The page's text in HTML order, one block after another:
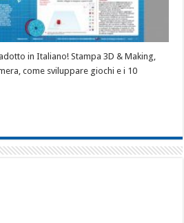
in Italiano! Stampa 3D & Making,
come sviluppare giochi e i 10